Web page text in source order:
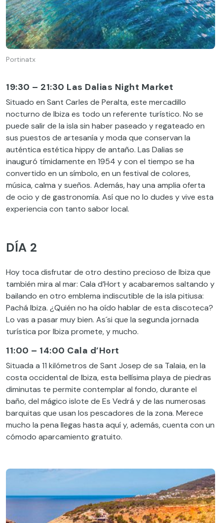
Portinatx
19:30 – 21:30 Las Dalias Night Market
Situado en Sant Carles de Peralta, este mercadillo
nocturno de Ibiza es todo un referente turístico. No se
puede salir de la isla sin haber paseado y regateado en
sus puestos de artesanía y moda que conservan la
auténtica estética hippy de antaño. Las Dalias se
inauguró tímidamente en 1954 y con el tiempo se ha
convertido en un símbolo, en un festival de colores,
música, calma y sueños. Además, hay una amplia oferta
de ocio y de gastronomía. Así que no lo dudes y vive esta
experiencia con tanto sabor local.
DÍA 2
Hoy toca disfrutar de otro destino precioso de Ibiza que
también mira al mar: Cala d’Hort y acabaremos saltando y
bailando en otro emblema indiscutible de la isla pitiusa:
Pachá Ibiza. ¿Quién no ha oído hablar de esta discoteca?
Lo vas a pasar muy bien. As´si que la segunda jornada
turística por Ibiza promete, y mucho.
11:00 – 14:00 Cala d’Hort
Situada a 11 kilómetros de Sant Josep de sa Talaia, en la
costa occidental de Ibiza, esta bellísima playa de piedras
diminutas te permite contemplar al fondo, durante el
baño, del mágico islote de Es Vedrá y de las numerosas
barquitas que usan los pescadores de la zona. Merece
mucho la pena llegas hasta aquí y, además, cuenta con un
cómodo aparcamiento gratuito.